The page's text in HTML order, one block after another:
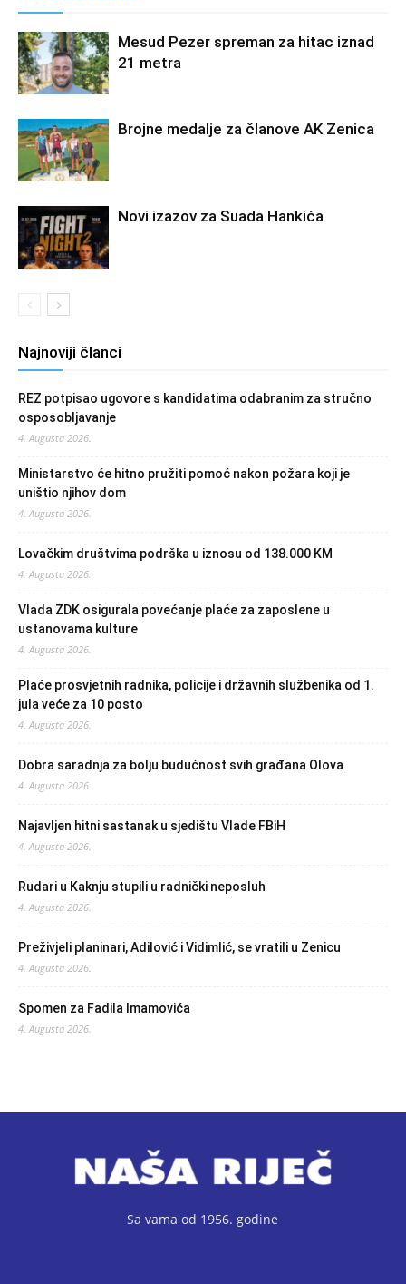
Mesud Pezer spreman za hitac iznad
21 metra
Brojne medalje za članove AK Zenica
Novi izazov za Suada Hankića
Najnoviji članci
REZ potpisao ugovore s kandidatima odabranim za stručno
osposobljavanje
4. Augusta 2026.
Ministarstvo će hitno pružiti pomoć nakon požara koji je
uništio njihov dom
4. Augusta 2026.
Lovačkim društvima podrška u iznosu od 138.000 KM
4. Augusta 2026.
Vlada ZDK osigurala povećanje plaće za zaposlene u
ustanovama kulture
4. Augusta 2026.
Plaće prosvjetnih radnika, policije i državnih službenika od 1.
jula veće za 10 posto
4. Augusta 2026.
Dobra saradnja za bolju budućnost svih građana Olova
4. Augusta 2026.
Najavljen hitni sastanak u sjedištu Vlade FBiH
4. Augusta 2026.
Rudari u Kaknju stupili u radnički neposluh
4. Augusta 2026.
Preživjeli planinari, Adilović i Vidimlić, se vratili u Zenicu
4. Augusta 2026.
Spomen za Fadila Imamovića
4. Augusta 2026.
Sa vama od 1956. godine